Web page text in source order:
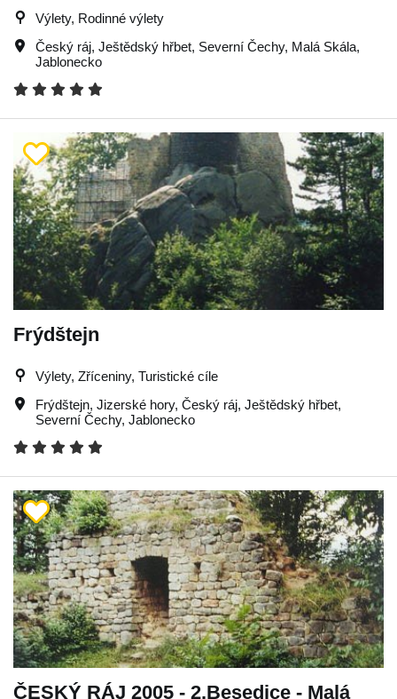
Výlety, Rodinné výlety
Český ráj, Ještědský hřbet, Severní Čechy, Malá Skála,
Jablonecko
Frýdštejn
Výlety, Zříceniny, Turistické cíle
Frýdštejn, Jizerské hory, Český ráj, Ještědský hřbet,
Severní Čechy, Jablonecko
ČESKÝ RÁJ 2005 - 2.Besedice - Malá